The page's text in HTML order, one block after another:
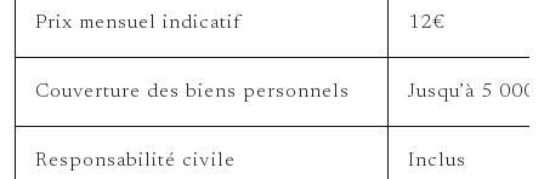
Prix mensuel indicatif 12€
Couverture des biens personnels Jusqu’à 5
Responsabilité civile Inclus